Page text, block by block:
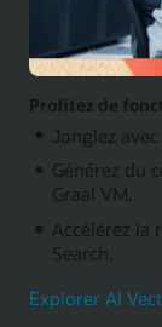
Profitez de
Jonglez
Générez du
Graal VM.
Accélérez la
Search.
Explorer AI